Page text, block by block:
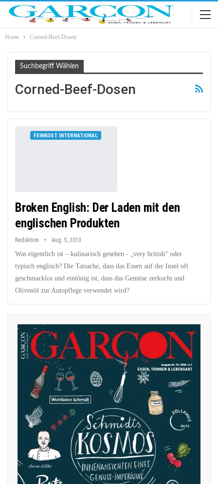
Home Corned-Beef-Dosen
Suchbegriff Wählen
Corned-Beef-Dosen
FEINKOST INTERNATIONAL
Broken English: Der Laden mit den
englischen Produkten
Redaktion Aug. 5, 2013
Was eigentlich ist – kulinarisch gesehen - „very british“ oder
typisch englisch? Die Tatsache, dass das Essen auf der Insel oft
geschmacklos und eintönig ist, dass das Gemüse zerkocht und
Olivenöl zur Autopflege verwendet wird?